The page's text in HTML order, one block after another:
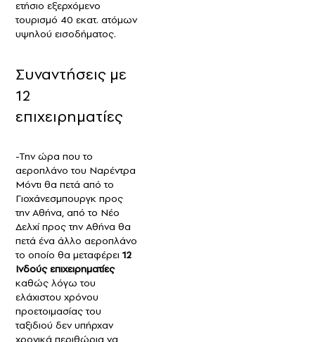
ετήσιο εξερχόμενο
τουρισμό 40 εκατ. ατόμων
υψηλού εισοδήματος.
Συναντήσεις με
12
επιχειρηματίες
-Την ώρα που το
αεροπλάνο του Ναρέντρα
Μόντι θα πετά από το
Γιοχάνεσμπουργκ προς
την Αθήνα, από το Νέο
Δελχί προς την Αθήνα θα
πετά ένα άλλο αεροπλάνο
το οποίο θα μεταφέρει 12
Ινδούς επιχειρηματίες
καθώς λόγω του
ελάχιστου χρόνου
προετοιμασίας του
ταξιδιού δεν υπήρχαν
χρονικά περιθώρια να